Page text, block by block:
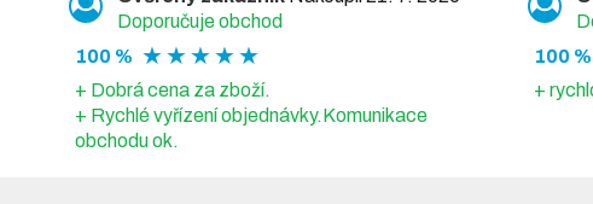
Doporučuje obchod
100 % ★ ★ ★ ★ ★
+ Dobrá cena za zboží.
+ Rychlé vyřízení objednávky.Komunikace
obchodu ok.
100 %
+